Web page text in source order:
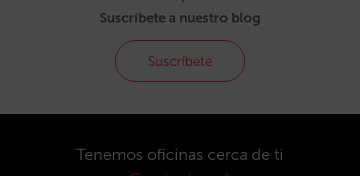
Suscríbete a nuestro blog
Suscríbete
Tenemos oficinas cerca de ti